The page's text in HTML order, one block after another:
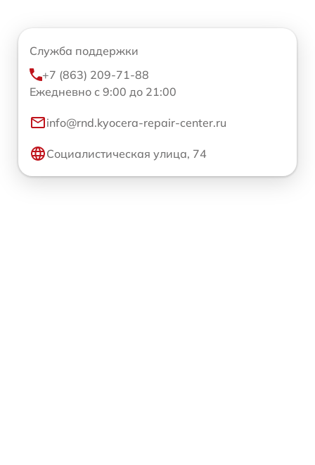
Служба поддержки
+7 (863) 209-71-88
Ежедневно с 9:00 до 21:00
info@rnd.kyocera-repair-center.ru
Социалистическая улица, 74